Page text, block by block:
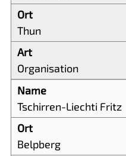
Thun
Organisation
Tschirren-Liechti Fritz
Belpberg